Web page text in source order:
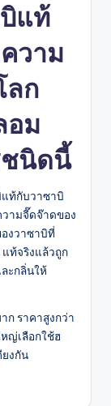
แท้
วาม
ลก
อม
ชนิดนี้
ท้กับวาซาบิ
ามจี๊ดจ๊าดของ
งวาซาบิที่
แท้จริงแล้วถูก
ะกลิ่นให้
ราคาสูงกว่า
ญ่เลือกใช้ฮ
ยงกัน